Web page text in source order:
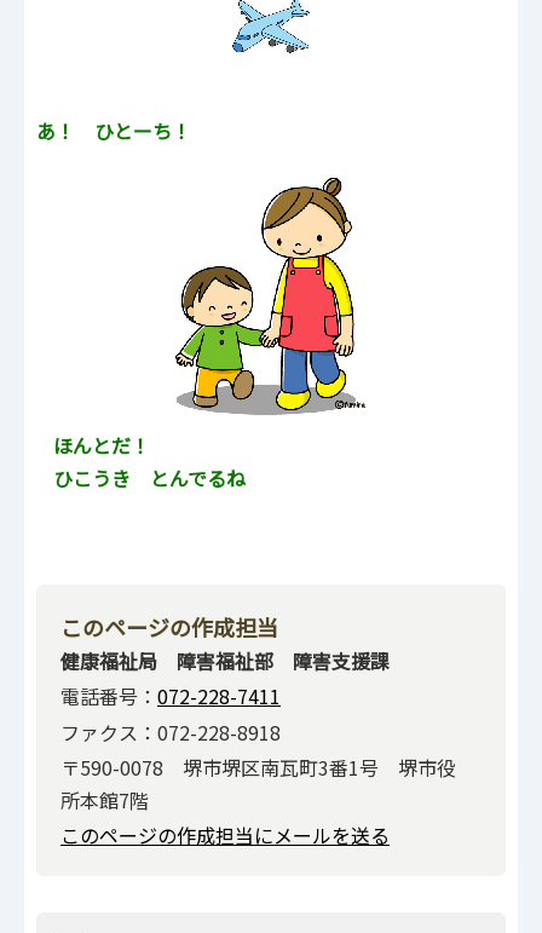
あ！ ひとーち！
ほんとだ！
ひこうき とんでるね
このページの作成担当
健康福祉局 障害福祉部 障害支援課
電話番号： 072-228-7411
ファクス：072-228-8918
〒590-0078 堺市堺区南瓦町3番1号 堺市役
所本館7階
このページの作成担当にメールを送る